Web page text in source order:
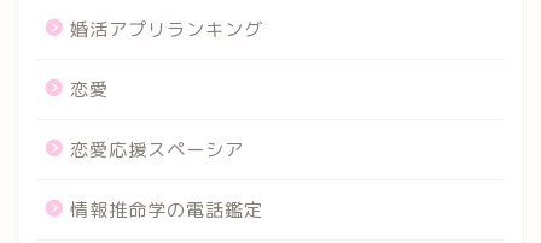
婚活アプリランキング
恋愛
恋愛応援スペーシア
情報推命学の電話鑑定